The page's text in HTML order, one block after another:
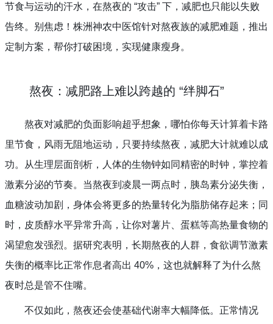
节食与运动的汗水，在熬夜的 “攻击” 下，减肥也只能以失败
告终。别焦虑！株洲神农中医馆针对熬夜族的减肥难题，推出
定制方案，帮你打破困境，实现健康瘦身。
熬夜：减肥路上难以跨越的 “绊脚石”
熬夜对减肥的负面影响超乎想象，哪怕你每天计算着卡路
里节食，风雨无阻地运动，只要持续熬夜，减肥大计就难以成
功。从生理层面剖析，人体的生物钟如同精密的时钟，掌控着
激素分泌的节奏。当熬夜到凌晨一两点时，胰岛素分泌失衡，
血糖波动加剧，身体会将更多的热量转化为脂肪储存起来；同
时，皮质醇水平异常升高，让你对薯片、蛋糕等高热量食物的
渴望愈发强烈。据研究表明，长期熬夜的人群，食欲调节激素
失衡的概率比正常作息者高出 40%，这也就解释了为什么熬
夜时总是管不住嘴。
不仅如此，熬夜还会使基础代谢率大幅降低。正常情况